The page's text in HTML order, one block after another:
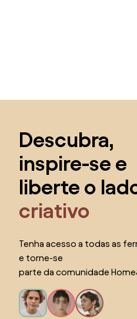
Descubra,
inspire-se e
liberte o
criativo
Tenha acesso a todas as
e torne-se
parte da comunidade